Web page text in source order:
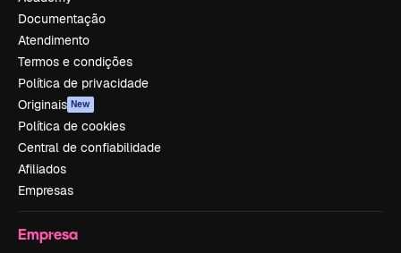
Documentação
Atendimento
Termos e condições
Política de privacidade
Originais New
Política de cookies
Central de confiabilidade
Afiliados
Empresas
Empresa